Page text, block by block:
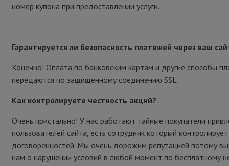
номер купона при предоставлении услуги.
Гарантируется ли безопасность платежей через ваш
Конечно! Оплата по банковским картам и другие способы
передаются по защищенному соединению SSL
Как контролируете честность акций?
Очень пристально! У нас работают тайные покупатели
пользователей сайта, есть сотрудник который
договорённостей. Мы очень дорожим репутацией потому
нам о нарушении условий в любой момент по бесплатному